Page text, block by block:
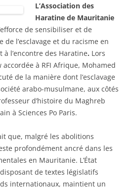
L’Association des
Haratine de Mauritanie
de sensibiliser et de
l’esclavage et du racisme en
l’encontre des Haratine. Lors
à RFI Afrique, Mohamed
de la manière dont l’esclavage
arabo-musulmane, aux côtés
d’histoire du Maghreb
à Sciences Po Paris.
que, malgré les abolitions
profondément ancré dans les
en Mauritanie. L’État
de textes législatifs
internationaux, maintient un